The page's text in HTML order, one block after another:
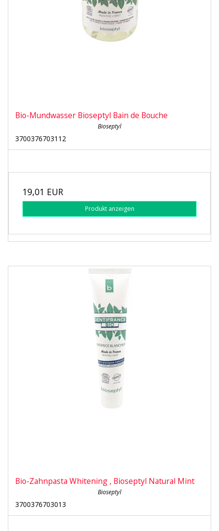
Bio-Mundwasser Bioseptyl Bain de Bouche
Bioseptyl
3700376703112
19,01 EUR
Produkt anzeigen
Bio-Zahnpasta Whitening , Bioseptyl Natural Mint
Bioseptyl
3700376703013